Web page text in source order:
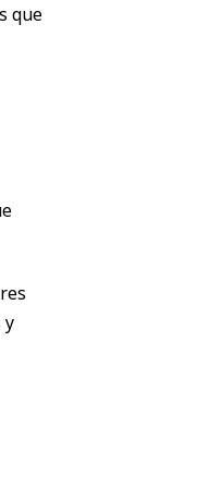
que
y